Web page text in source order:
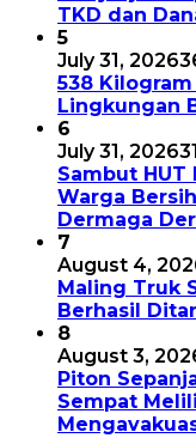
TKD dan
5
July 31, 2026
538
Lingkungan
6
July 31, 2026
Sambut HUT
Warga
Dermaga
7
August 4,
Maling Truk
Berhasil
8
August 3,
Piton
Sempat